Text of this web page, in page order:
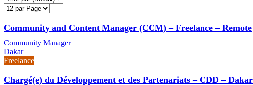
Community and Content Manager (CCM) – Freelance – Remote
Community Manager
Dakar
Freelance
Chargé(e) du Développement et des Partenariats – CDD – Dakar